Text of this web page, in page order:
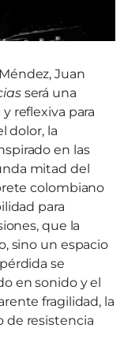
Juan
será una
reflexiva para
dolor, la
en las
mitad del
colombiano
para
que la
sino un espacio
se
en sonido y el
fragilidad, la
de resistencia